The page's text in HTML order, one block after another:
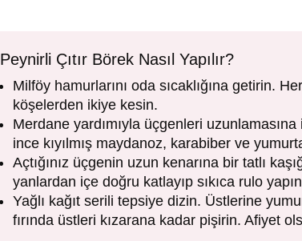
Peynirli Çıtır Börek Nasıl Yapılır?
Milföy hamurlarını oda sıcaklığına getirin.
köşelerden ikiye kesin.
Merdane yardımıyla üçgenleri uzunlamasına
ince kıyılmış maydanoz, karabiber ve yumurta
Açtığınız üçgenin uzun kenarına bir tatlı
yanlardan içe doğru katlayıp sıkıca rulo
Yağlı kağıt serili tepsiye dizin. Üstlerine
fırında üstleri kızarana kadar pişirin. Afiyet